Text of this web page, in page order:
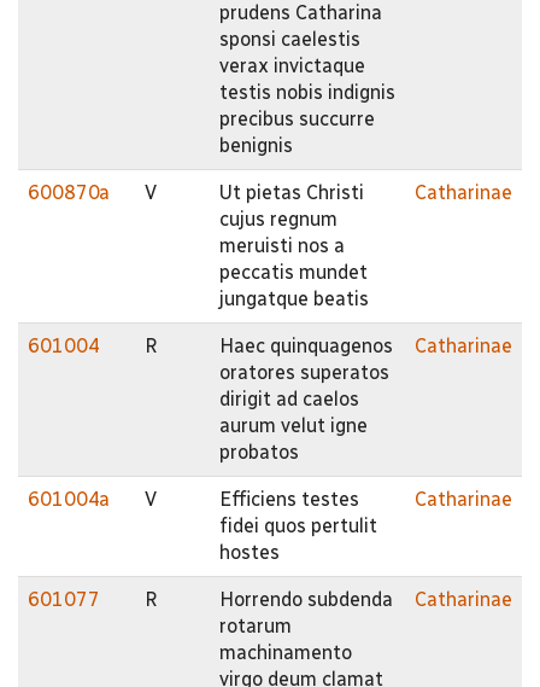
prudens Catharina
sponsi caelestis
verax invictaque
testis nobis indignis
precibus succurre
benignis
600870a V
Ut pietas Christi
cujus regnum
meruisti nos a
peccatis mundet
jungatque beatis
Catharinae
601004 R
Haec quinquagenos
oratores superatos
dirigit ad caelos
aurum velut igne
probatos
Catharinae
601004a V
Efficiens testes
fidei quos pertulit
hostes
Catharinae
601077 R
Horrendo subdenda
rotarum
machinamento
virgo deum clamat
Catharinae